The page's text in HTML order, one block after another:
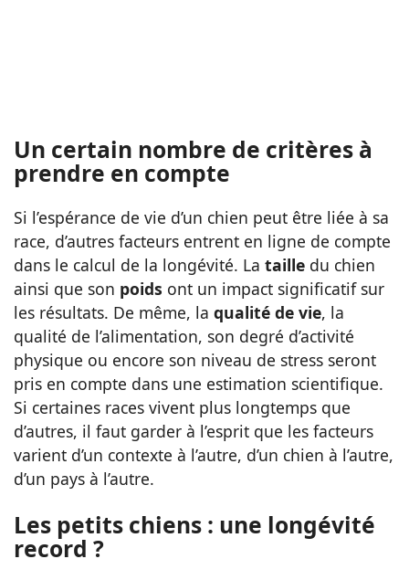
Un certain nombre de critères à
prendre en compte
Si l’espérance de vie d’un chien peut être liée à sa
race, d’autres facteurs entrent en ligne de compte
dans le calcul de la longévité. La taille du chien
ainsi que son poids ont un impact significatif sur
les résultats. De même, la qualité de vie, la
qualité de l’alimentation, son degré d’activité
physique ou encore son niveau de stress seront
pris en compte dans une estimation scientifique.
Si certaines races vivent plus longtemps que
d’autres, il faut garder à l’esprit que les facteurs
varient d’un contexte à l’autre, d’un chien à l’autre,
d’un pays à l’autre.
Les petits chiens : une longévité
record ?